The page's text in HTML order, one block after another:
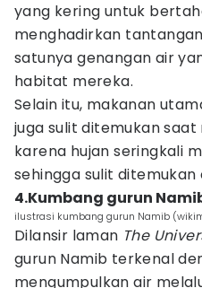
yang kering untuk
menghadirkan
satunya genangan air
habitat mereka.
Selain itu, makanan
juga sulit ditemukan saat
karena hujan seringkali
sehingga sulit
4.Kumbang gurun
ilustrasi kumbang gurun Namib
Dilansir laman The
gurun Namib terkenal
mengumpulkan air